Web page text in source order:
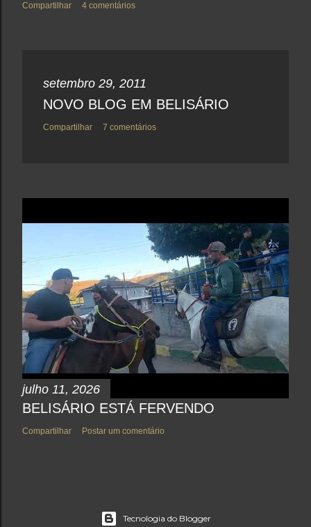
Compartilhar 4 comentários
setembro 29, 2011
NOVO BLOG EM BELISÁRIO
Compartilhar 7 comentários
julho 11, 2026
BELISÁRIO ESTÁ FERVENDO
Compartilhar Postar um comentário
Tecnologia do Blogger